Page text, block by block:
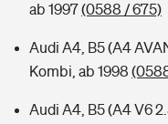
ab 1997(0588 / 675)
Audi A4, B5 (A4
Kombi, ab 1998
Audi A4, B5 (A4 V6